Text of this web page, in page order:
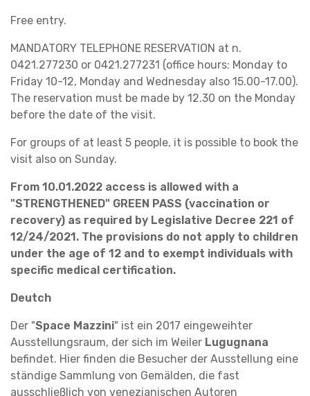
Free entry.
MANDATORY TELEPHONE RESERVATION at n.
0421.277230 or 0421.277231 (office hours: Monday to
Friday 10-12, Monday and Wednesday also 15.00-17.00).
The reservation must be made by 12.30 on the Monday
before the date of the visit.
For groups of at least 5 people, it is possible to book the
visit also on Sunday.
From 10.01.2022 access is allowed with a
"STRENGTHENED" GREEN PASS (vaccination or
recovery) as required by Legislative Decree 221 of
12/24/2021. The provisions do not apply to children
under the age of 12 and to exempt individuals with
specific medical certification.
Deutch
Der "Space Mazzini" ist ein 2017 eingeweihter
Ausstellungsraum, der sich im Weiler Lugugnana
befindet. Hier finden die Besucher der Ausstellung eine
ständige Sammlung von Gemälden, die fast
ausschließlich von venezianischen Autoren